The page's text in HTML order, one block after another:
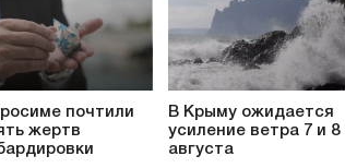
почтили
жертв
В Крыму ожидается
усиление ветра 7 и 8
августа